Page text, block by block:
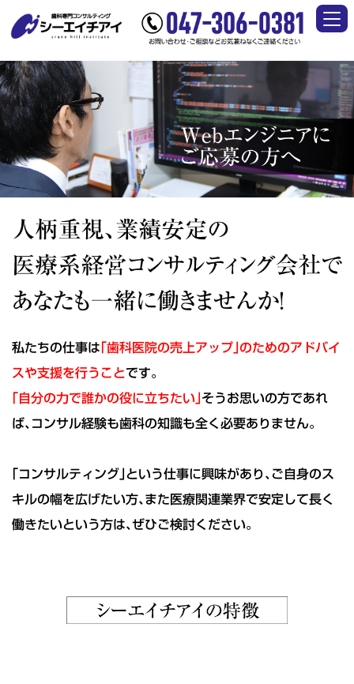
私たちの仕事は ｢歯科医院の売上アップ｣のためのアドバイ
スや支援を行うことです｡
｢自分の力で誰かの役に立ちたい｣ そうお思いの方であれ
ば､コンサル経験も歯科の知識も全く必要ありません｡
｢コンサルティング｣という仕事に興味があり､ご自身のス
キルの幅を広げたい方､また医療関連業界で安定して長く
働きたいという方は､ぜひご検討ください｡